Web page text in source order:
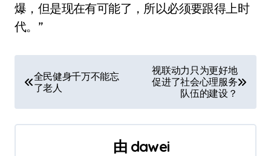
爆，但是现在有可能了，所以必须要跟得上时
代。”
章
导
全民健身千万不能忘
了老人
视联动力只为更好地
促进了社会心理服务
队伍的建设？
由 dawei